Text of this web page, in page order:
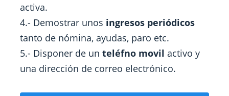
activa.
4.- Demostrar unos ingresos periódicos
tanto de nómina, ayudas, paro etc.
5.- Disponer de unteléfno movil activo y
una dirección de correo electrónico.